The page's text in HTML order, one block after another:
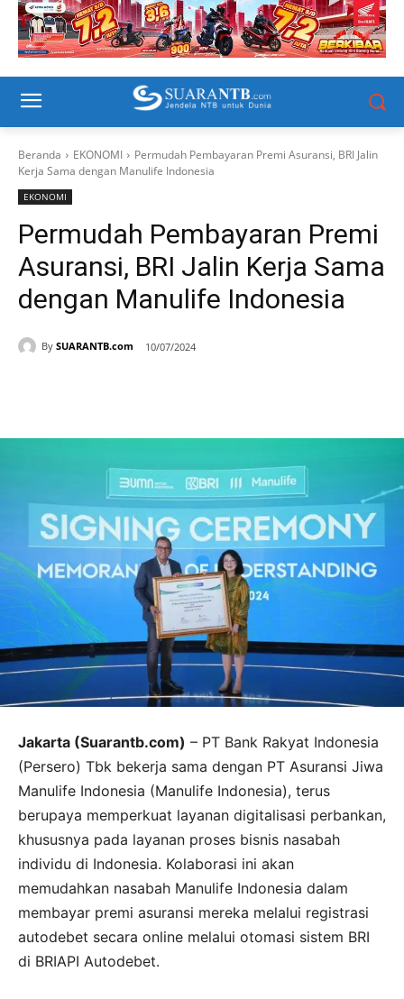
Beranda EKONOMI
Permudah Pembayaran Premi Asuransi, BRI Jalin
Kerja Sama dengan Manulife Indonesia
EKONOMI
Permudah Pembayaran Premi
Asuransi, BRI Jalin Kerja Sama
dengan Manulife Indonesia
By SUARANTB.com 10/07/2024
Jakarta (Suarantb.com) – PT Bank Rakyat Indonesia
(Persero) Tbk bekerja sama dengan PT Asuransi Jiwa
Manulife Indonesia (Manulife Indonesia), terus
berupaya memperkuat layanan digitalisasi perbankan,
khususnya pada layanan proses bisnis nasabah
individu di Indonesia. Kolaborasi ini akan
memudahkan nasabah Manulife Indonesia dalam
membayar premi asuransi mereka melalui registrasi
autodebet secara online melalui otomasi sistem BRI
di BRIAPI Autodebet.